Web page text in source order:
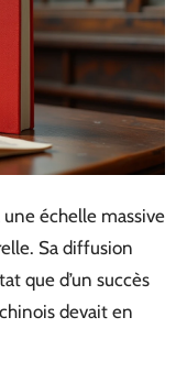
échelle massive
Sa diffusion
que d’un succès
devait en